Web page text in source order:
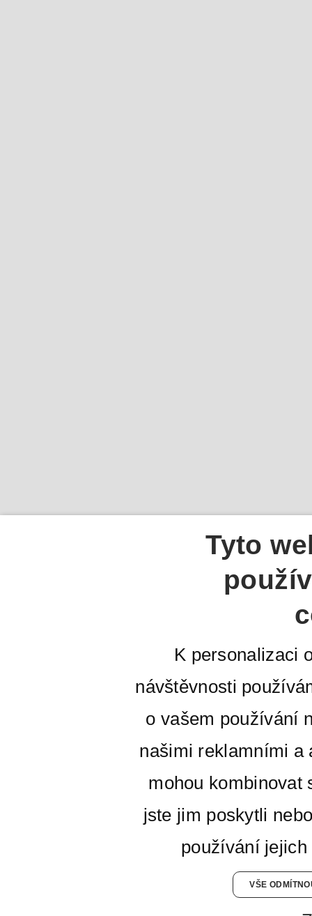
Tyto
K personalizaci
návštěvnosti
o vašem používání
našimi reklamními a
mohou kombinovat
jste jim poskytli
používání
VŠE